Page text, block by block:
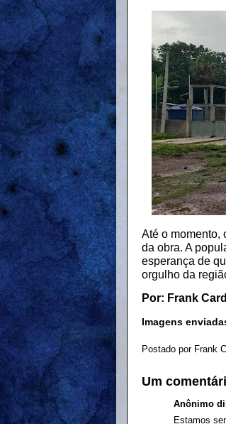
Até o momento,
da obra. A
esperança de
orgulho da
Por: Frank
Imagens
Postado por Frank
Um
Anônimo
Estamos